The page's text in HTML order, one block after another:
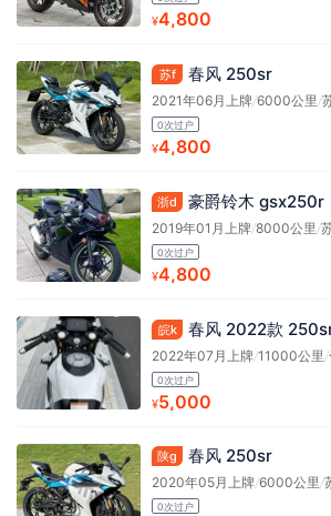
¥4,800
苏f 春风 250sr
2021年06月上牌/6000公里 /
0次过户
¥4,800
浙d 豪爵铃木 gsx250r
2019年01月上牌/8000公里 /
0次过户
¥4,800
皖k 春风 2022款
2022年07月上牌/11000公里 /
0次过户
¥5,000
陕g 春风 250sr
2020年05月上牌/6000公里/
0次过户